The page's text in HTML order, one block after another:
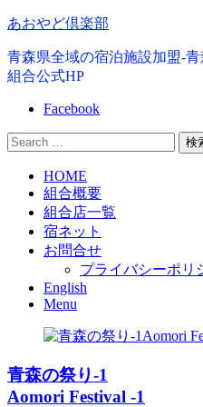
コ
テ
ン
移
動
あおやど倶楽部
青森県全域の宿泊施設加盟-
組合公式HP
Facebook
検
HOME
組合概要
組合店一覧
宿ネット
お問合せ
プライバシーポリ
English
Menu
青森の祭り-1
Aomori Festival -1